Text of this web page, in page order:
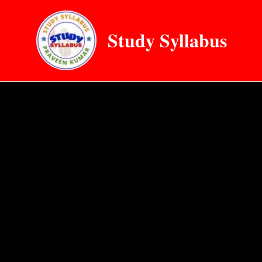
Study Syllabus